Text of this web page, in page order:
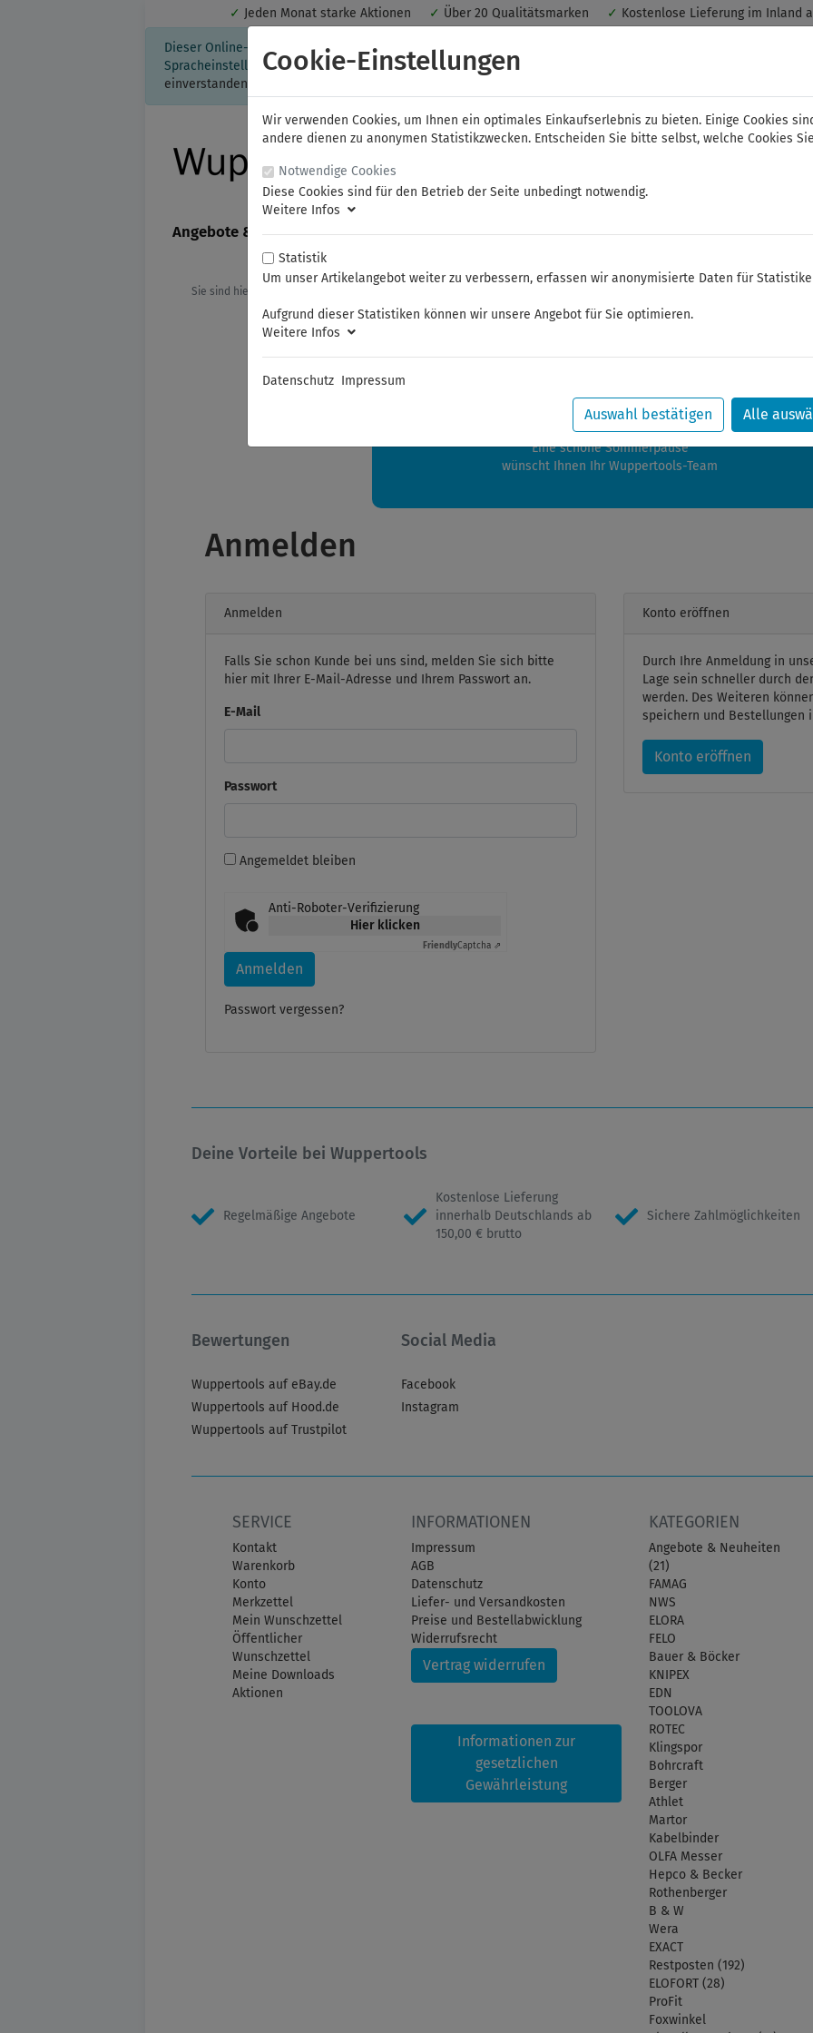
✓ Jeden Monat starke Aktionen ✓ Über 20 Qualitätsmarken ✓ Kostenlose Lieferung im Inland
Dieser Online-Shop verwendet Cookies für ein optimales Einkaufserlebnis. Dabei werden beispielsweise die
Spracheinstellung auf Ihrem Rechner gespeichert. Ohne Cookies ist der Funktionsumfang des Online-Shops
einverstanden, klicken Sie bitte hier.
Angebote & Neuheiten FAMAG NWS ELORA FELO Bauer & Böcker
Sie sind hier:
Sommerferien
zwischen 28.07.2026 und 21.08.2026 machen auch wir Urlaub.
Ihre Bestellungen in diesem Zeitraum werden ab dem 24.08.2026
Eine schöne Sommerpause
wünscht Ihnen Ihr Wuppertools-Team
Anmelden
Anmelden
Falls Sie schon Kunde bei uns sind, melden Sie sich bitte
hier mit Ihrer E-Mail-Adresse und Ihrem Passwort an.
E-Mail
Passwort
Angemeldet bleiben
Anti-Roboter-Verifizierung
Hier klicken
FriendlyCaptcha ⇗
Anmelden
Passwort vergessen?
Konto eröffnen
Durch Ihre Anmeldung in
Lage sein schneller durch
werden. Des Weiteren
speichern und Bestellungen
Konto eröffnen
Deine Vorteile bei Wuppertools
Regelmäßige Angebote
Kostenlose Lieferung
innerhalb Deutschlands ab
150,00 € brutto
Sichere Zahlmöglichkeiten
Bewertungen
Wuppertools auf eBay.de
Wuppertools auf Hood.de
Wuppertools auf Trustpilot
Social Media
Facebook
Instagram
SERVICE
Kontakt
Warenkorb
Konto
Merkzettel
Mein Wunschzettel
Öffentlicher
Wunschzettel
Meine Downloads
Aktionen
INFORMATIONEN
Impressum
AGB
Datenschutz
Liefer- und Versandkosten
Preise und Bestellabwicklung
Widerrufsrecht
Vertrag widerrufen
Informationen zur
gesetzlichen
Gewährleistung
KATEGORIEN
Angebote & Neuheiten
(21)
FAMAG
NWS
ELORA
FELO
Bauer & Böcker
KNIPEX
EDN
TOOLOVA
ROTEC
Klingspor
Bohrcraft
Berger
Athlet
Martor
Kabelbinder
OLFA Messer
Hepco & Becker
Rothenberger
B & W
Wera
EXACT
Restposten (192)
ELOFORT (28)
ProFit
Foxwinkel
Cookie-Einstellungen
Wir verwenden Cookies, um Ihnen ein optimales Einkaufserlebnis zu bieten. Einige Cookies
andere dienen zu anonymen Statistikzwecken. Entscheiden Sie bitte selbst, welche Cookies
Notwendige Cookies
Diese Cookies sind für den Betrieb der Seite unbedingt notwendig.
Weitere Infos
Statistik
Um unser Artikelangebot weiter zu verbessern, erfassen wir anonymisierte Daten für
Aufgrund dieser Statistiken können wir unsere Angebot für Sie optimieren.
Weitere Infos
Datenschutz Impressum
Auswahl bestätigen Alle